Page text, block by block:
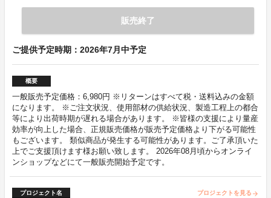
販売終了
ご提供予定時期：2026年7月中予定
概要
一般販売予定価格：6,980円 ※リターンはすべて税・送料込みの金額
になります。 ※ご注文状況、使用部材の供給状況、製造工程上の都合
等により出荷時期が遅れる場合があります。 ※皆様の支援により量産
効率が向上した場合、正規販売価格が販売予定価格より下がる可能性
もございます。 類似商品が発生する可能性があります。ご了承頂いた
上でご支援頂けます様お願い致します。 2026年08月頃からオンライ
ンショップなどにて一般販売開始予定です。
プロジェクト名 プロジェクトを見る arrow_forward